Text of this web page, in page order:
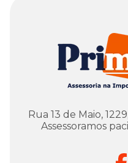
Rua 13 de Maio,
Assessoramos